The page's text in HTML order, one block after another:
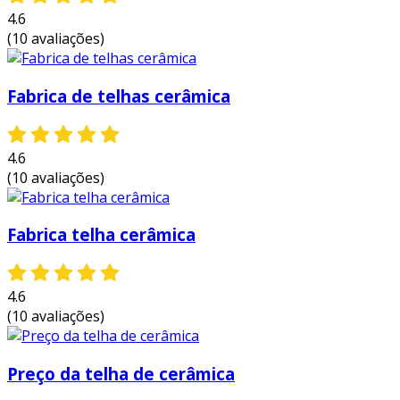
altamente resistente ao desgaste,
intempéries e fogo, garantindo uma
isolamento térmico:a telha cerâmica
colonial ajuda a manter a temperatura
interna dos ambientes, proporcionando
conforto e economia de energia ao
reduzir o uso de ar condicionado.
de limpar e não requer cuidados especiais,
diferenciando-se de outros tipos de
revestimentos que exigem mais atenção.
estética atraente:
tradicional das telhas cerâmicas coloniais
arquitetônico, sendo uma opção sempre
4.6
(10 avaliações)
Fabrica de telhas cerâmica
4.6
(10 avaliações)
Fabrica telha cerâmica
4.6
(10 avaliações)
Preço da telha de cerâmica